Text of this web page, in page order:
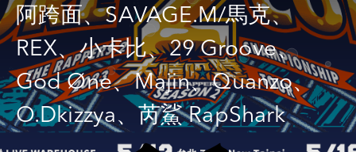
阿跨面、SAVAGE.M/馬克、
REX、小卡比、29 Groove、
God Øne、Majin、Quanzo、
O.Dkizzya、芮鯊 RapShark